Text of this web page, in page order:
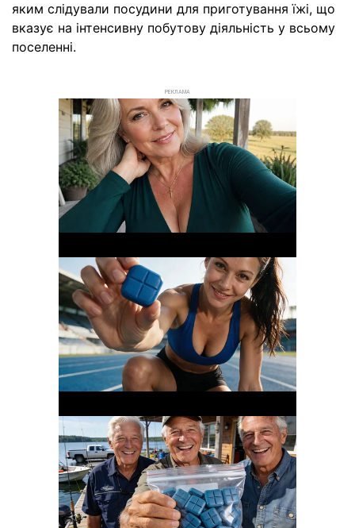
яким слідували посудини для приготування їжі, що
вказує на інтенсивну побутову діяльність у всьому
поселенні.
РЕКЛАМА